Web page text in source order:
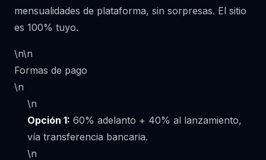
mensualidades de plataforma, sin sorpresas. El sitio
es 100% tuyo.
\n\n
Formas de pago
\n
\n
Opción 1: 60% adelanto + 40% al lanzamiento,
vía transferencia bancaria.
\n